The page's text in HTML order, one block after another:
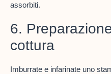
assorbiti.
6.
cottura
Imburrate e infarinate uno